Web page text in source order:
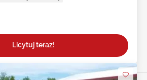
Licytuj teraz!